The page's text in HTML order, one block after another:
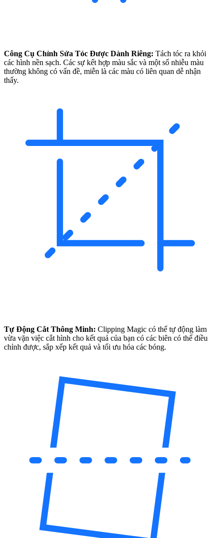
Công Cụ Chỉnh Sửa Tóc Được Dành Riêng: Tách tóc ra khỏi
các hình nền sạch. Các sự kết hợp màu sắc và một số nhiễu màu
thường không có vấn đề, miễn là các màu có liên quan dễ nhận
thấy.
Tự Động Cắt Thông Minh: Clipping Magic có thể tự động làm
vừa vặn việc cắt hình cho kết quả của bạn có các biên có thể điều
chỉnh được, sắp xếp kết quả và tối ưu hóa các bóng.